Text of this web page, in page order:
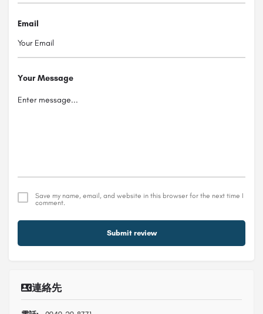
Email
Your Message
Save my name, email, and website in this browser for the next time I
comment.
Submit review
連絡先